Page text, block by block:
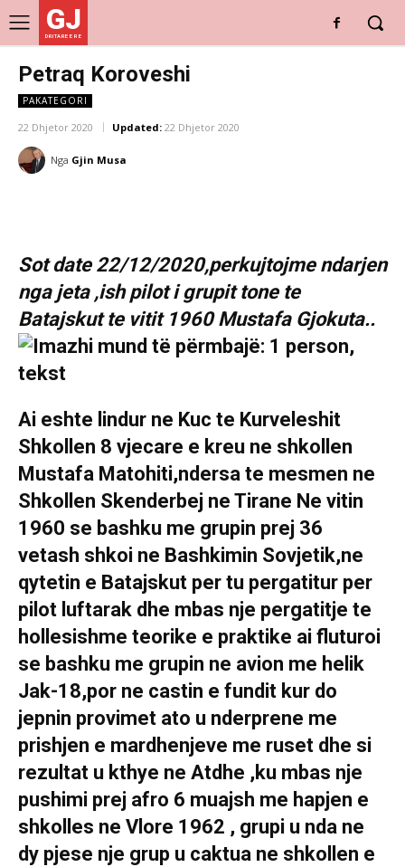
GJ
DRITARE E RE
Petraq Koroveshi
PAKATEGORI
22 Dhjetor 2020 Updated: 22 Dhjetor 2020
Nga Gjin Musa
Sot date 22/12/2020,perkujtojme ndarjen
nga jeta ,ish pilot i grupit tone te
Batajskut te vitit 1960 Mustafa Gjokuta..
Ai eshte lindur ne Kuc te Kurveleshit
Shkollen 8 vjecare e kreu ne shkollen
Mustafa Matohiti,ndersa te mesmen ne
Shkollen Skenderbej ne Tirane Ne vitin
1960 se bashku me grupin prej 36
vetash shkoi ne Bashkimin Sovjetik,ne
qytetin e Batajskut per tu pergatitur per
pilot luftarak dhe mbas nje pergatitje te
hollesishme teorike e praktike ai fluturoi
se bashku me grupin ne avion me helik
Jak-18,por ne castin e fundit kur do
jepnin provimet ato u nderprene me
prishjen e mardhenjeve me ruset dhe si
rezultat u kthye ne Atdhe ,ku mbas nje
pushimi prej afro 6 muajsh me hapjen e
shkolles ne Vlore 1962 , grupi u nda ne
dy pjese nje grup u caktua ne shkollen e